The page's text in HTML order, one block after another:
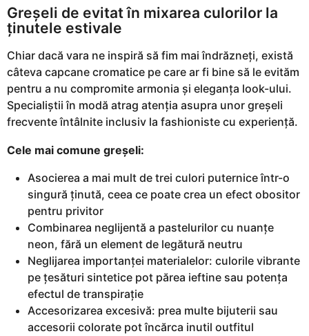
Greșeli de evitat în mixarea culorilor la
ținutele estivale
Chiar dacă vara ne inspiră să fim mai îndrăzneți, există
câteva capcane cromatice pe care ar fi bine să le evităm
pentru a nu compromite armonia și eleganța look-ului.
Specialiștii în modă atrag atenția asupra unor greșeli
frecvente întâlnite inclusiv la fashioniste cu experiență.
Cele mai comune greșeli:
Asocierea a mai mult de trei culori puternice într-o
singură ținută, ceea ce poate crea un efect obositor
pentru privitor
Combinarea neglijentă a pastelurilor cu nuanțe
neon, fără un element de legătură neutru
Neglijarea importanței materialelor: culorile vibrante
pe țesături sintetice pot părea ieftine sau potența
efectul de transpirație
Accesorizarea excesivă: prea multe bijuterii sau
accesorii colorate pot încărca inutil outfitul